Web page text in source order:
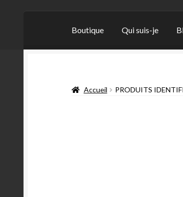
Boutique Qui suis-je
Accueil PRODUITS